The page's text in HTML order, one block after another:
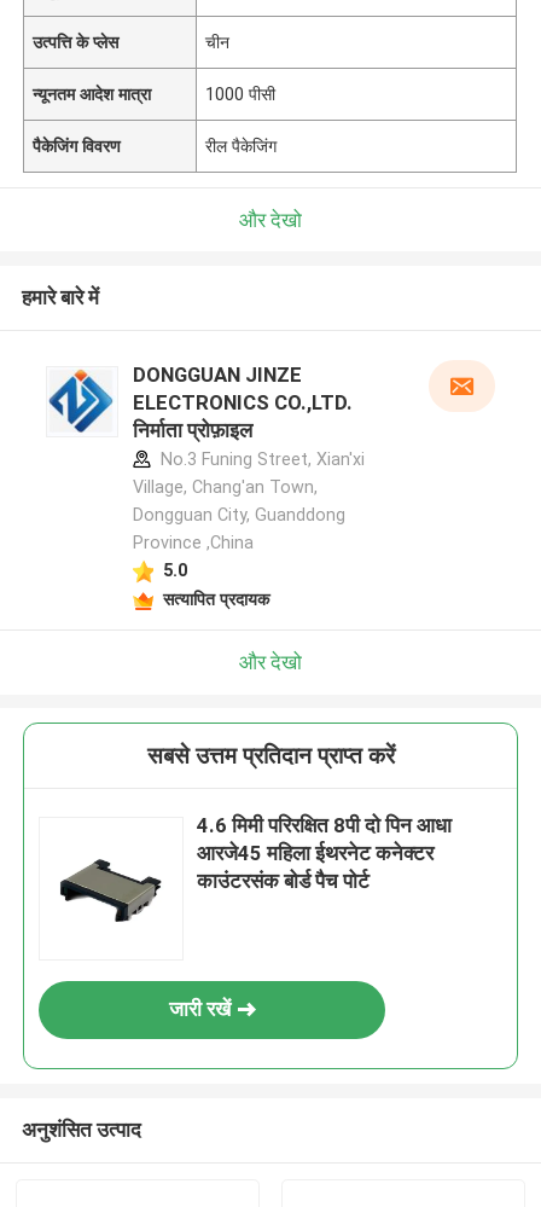
उत्पत्ति के प्लेस चीन
न्यूनतम आदेश मात्रा 1000 पीसी
पैकेजिंग विवरण रील पैकेजिंग
और देखो
हमारे बारे में
DONGGUAN JINZE
ELECTRONICS CO.,LTD.
निर्माता प्रोफ़ाइल
No.3 Funing Street, Xian'xi
Village, Chang'an Town,
Dongguan City, Guanddong
Province ,China
5.0
सत्यापित प्रदायक
और देखो
सबसे उत्तम प्रतिदान प्राप्त करें
4.6 मिमी परिरक्षित 8पी दो पिन आधा
आरजे45 महिला ईथरनेट कनेक्टर
काउंटरसंक बोर्ड पैच पोर्ट
जारी रखें
अनुशंसित उत्पाद